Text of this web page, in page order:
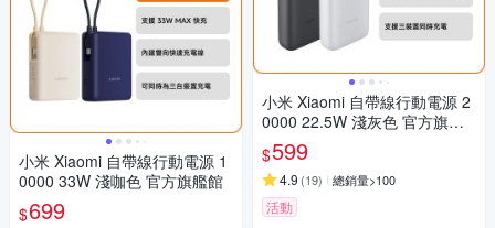
小米 Xiaomi 自帶線行動電源 1
0000 33W 淺咖色 官方旗艦館
$699
小米 Xiaomi 自帶線行動電源 2
0000 22.5W 淺灰色 官方旗艦
館
$599
4.9 (19) 總銷量>100
活動